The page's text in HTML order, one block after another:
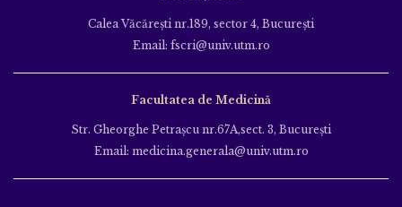
Calea Văcăreşti nr.189, sector 4, Bucureşti
Email: fscri@univ.utm.ro
Facultatea de Medicină
Str. Gheorghe Petraşcu nr.67A,sect. 3, Bucureşti
Email: medicina.generala@univ.utm.ro